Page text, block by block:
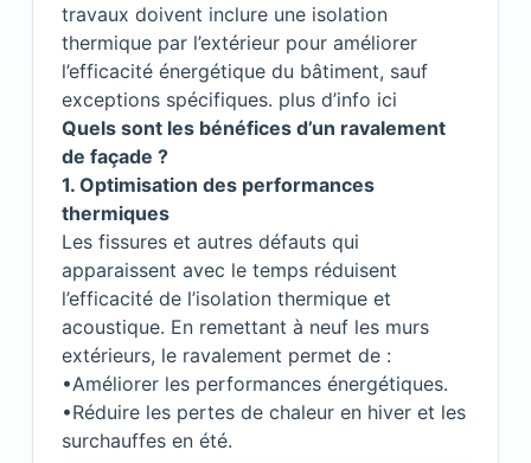
travaux doivent inclure une isolation
thermique par l’extérieur pour améliorer
l’efficacité énergétique du bâtiment, sauf
exceptions spécifiques. plus d’info ici
Quels sont les bénéfices d’un ravalement
de façade ?
1. Optimisation des performances
thermiques
Les fissures et autres défauts qui
apparaissent avec le temps réduisent
l’efficacité de l’isolation thermique et
acoustique. En remettant à neuf les murs
extérieurs, le ravalement permet de :
•Améliorer les performances énergétiques.
•Réduire les pertes de chaleur en hiver et les
surchauffes en été.